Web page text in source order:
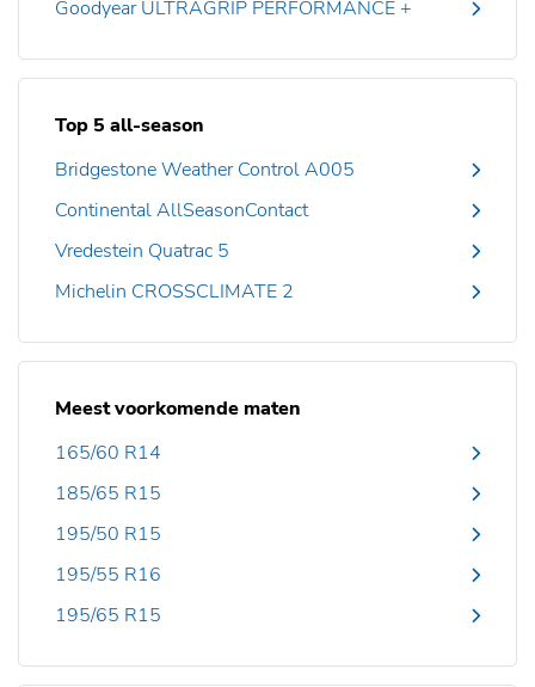
Goodyear ULTRAGRIP PERFORMANCE +
Top 5 all-season
Bridgestone Weather Control A005
Continental AllSeasonContact
Vredestein Quatrac 5
Michelin CROSSCLIMATE 2
Meest voorkomende maten
165/60 R14
185/65 R15
195/50 R15
195/55 R16
195/65 R15